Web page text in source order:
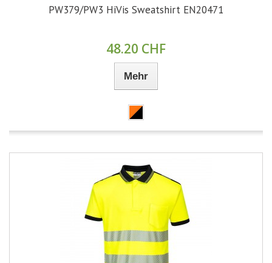
PW379/PW3 HiVis Sweatshirt EN20471
48.20 CHF
Mehr